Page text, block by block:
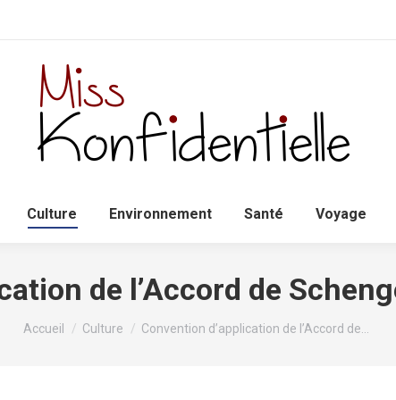
Culture Environnement Santé Voyage
de l’Accord de
Vous êtes ici :
Accueil Culture Convention d’application de l’Accord de…